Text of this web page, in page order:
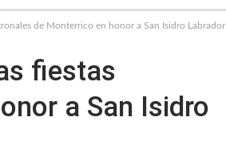
de Monterrico en honor a San Isidro Labrador
fiestas
a San Isidro